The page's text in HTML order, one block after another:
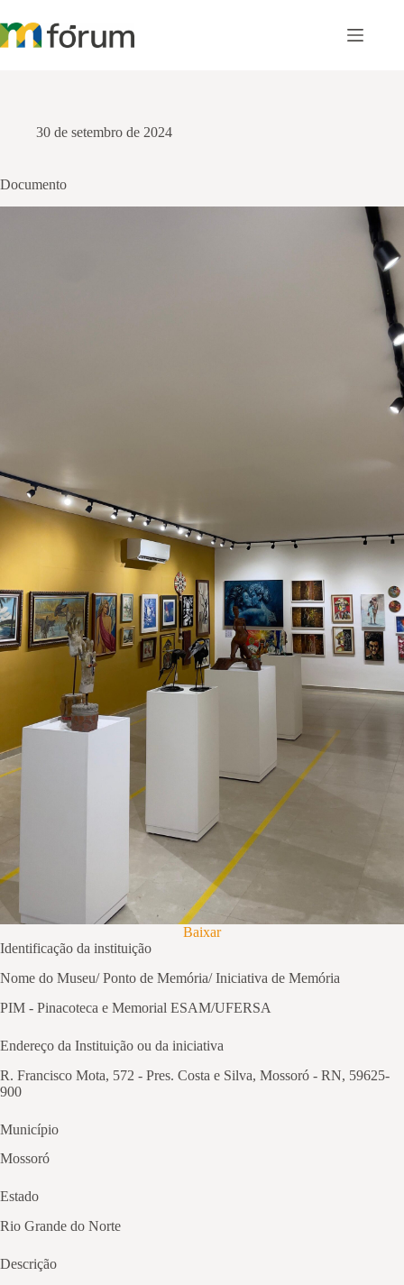
para
o
30 de setembro de 2024
Documento
Baixar
Identificação da instituição
Nome do Museu/ Ponto de Memória/ Iniciativa de Memória
PIM - Pinacoteca e Memorial ESAM/UFERSA
Endereço da Instituição ou da iniciativa
R. Francisco Mota, 572 - Pres. Costa e Silva, Mossoró - RN, 59625-
900
Município
Mossoró
Estado
Rio Grande do Norte
Descrição